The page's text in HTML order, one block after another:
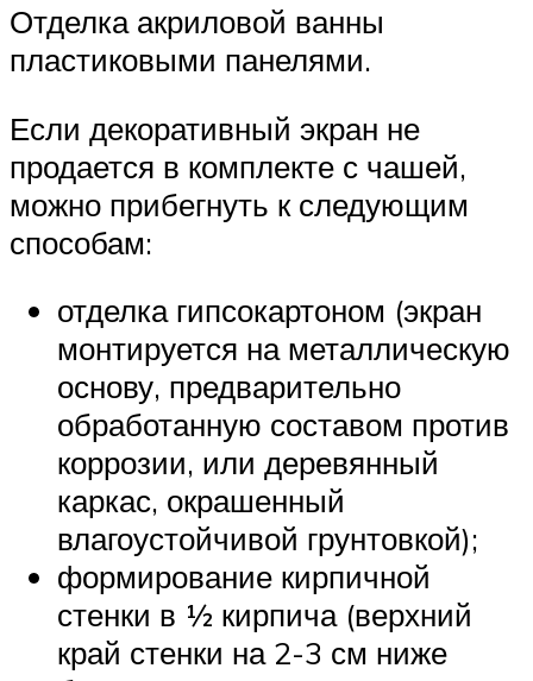
Отделка акриловой ванны
пластиковыми панелями.
Если декоративный экран не
продается в комплекте с чашей,
можно прибегнуть к следующим
способам:
отделка гипсокартоном (экран
монтируется на металлическую
основу, предварительно
обработанную составом против
коррозии, или деревянный
каркас, окрашенный
влагоустойчивой грунтовкой);
формирование кирпичной
стенки в ½ кирпича (верхний
край стенки на 2-3 см ниже